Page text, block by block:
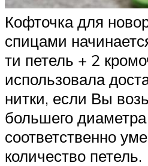
Кофточка для
спицами
ти петель + 2
использовала
нитки, если Вы
большего
соответственно
количество петель.